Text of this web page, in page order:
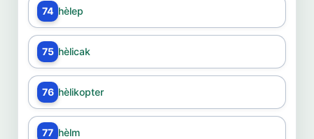
74 hèlep
75 hèlicak
76 hèlikopter
77 hèlm